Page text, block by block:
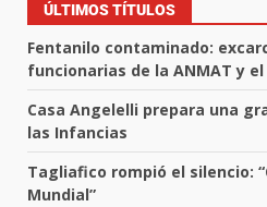
ÚLTIMOS TÍTULOS
Fentanilo contaminado:
funcionarias de la ANMAT y el
Casa Angelelli prepara una
las Infancias
Tagliafico rompió el silencio:
Mundial”